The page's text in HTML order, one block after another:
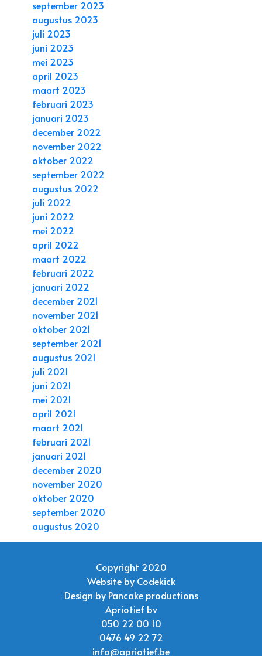
september 2023
augustus 2023
juli 2023
juni 2023
mei 2023
april 2023
maart 2023
februari 2023
januari 2023
december 2022
november 2022
oktober 2022
september 2022
augustus 2022
juli 2022
juni 2022
mei 2022
april 2022
maart 2022
februari 2022
januari 2022
december 2021
november 2021
oktober 2021
september 2021
augustus 2021
juli 2021
juni 2021
mei 2021
april 2021
maart 2021
februari 2021
januari 2021
december 2020
november 2020
oktober 2020
september 2020
augustus 2020
Copyright 2020
Website by Codekick
Design by Pancake productions
Apriotief bv
050 22 00 10
0476 49 22 72
info@apriotief.be